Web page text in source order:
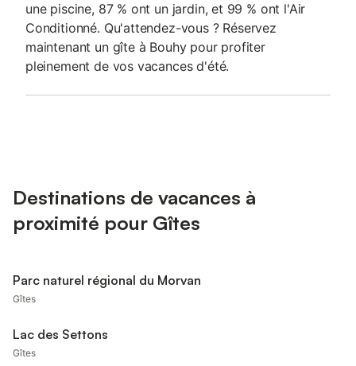
une piscine, 87 % ont un jardin, et 99 % ont l'Air
Conditionné. Qu'attendez-vous ? Réservez
maintenant un gîte à Bouhy pour profiter
pleinement de vos vacances d'été.
Destinations de vacances à
proximité pour Gîtes
Parc naturel régional du Morvan
Gîtes
Lac des Settons
Gîtes